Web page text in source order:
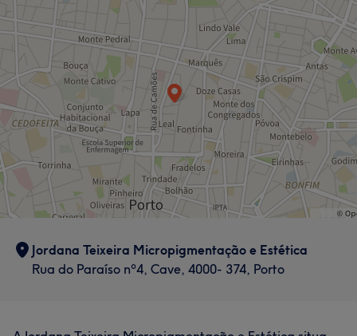
Jordana Teixeira Micropigmentação e Estética
Rua do Paraíso nº4, Cave, 4000- 374, Porto